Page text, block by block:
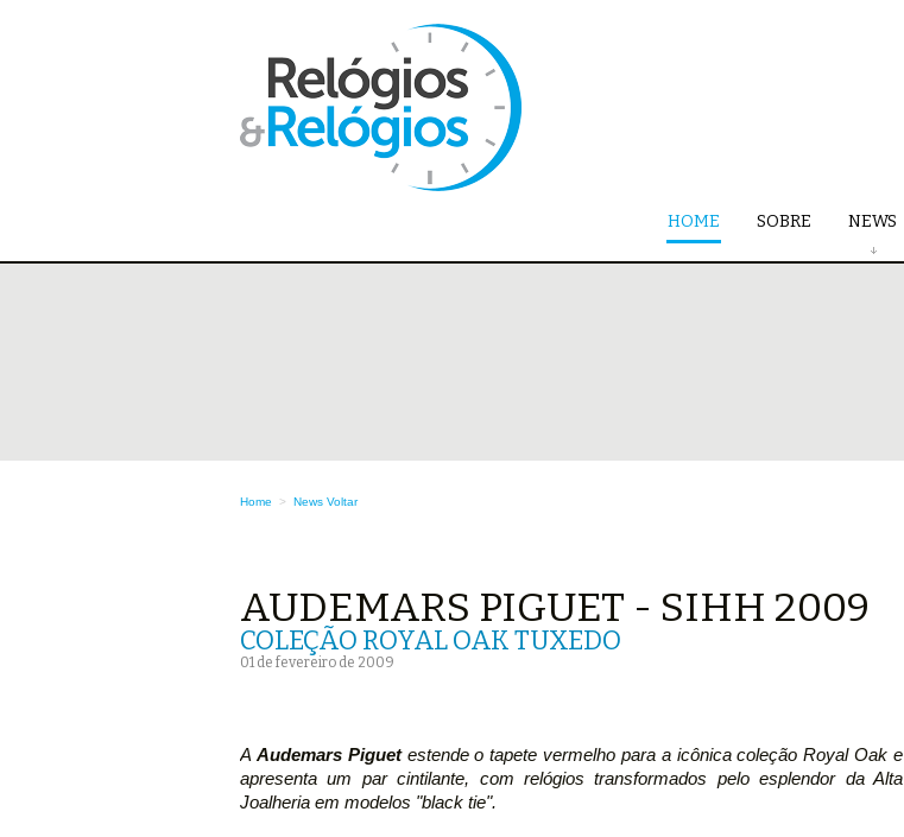
HOME SOBRE NEWS
Home > News Voltar
AUDEMARS PIGUET - SIHH 2009
COLEÇÃO ROYAL OAK TUXEDO
01 de fevereiro de 2009
A Audemars Piguetestende o tapete vermelho para a icônica coleção Royal Oak e
apresenta um par cintilante, com relógios transformados pelo esplendor da Alta
Joalheria em modelos "black tie".